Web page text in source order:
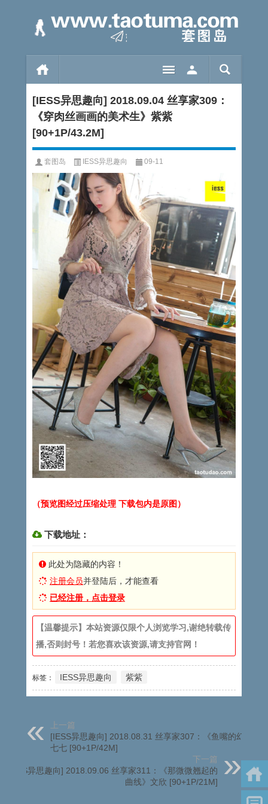
[IESS异思趣向] 2018.09.04 丝享家309：
《穿肉丝画画的美术生》紫紫
[90+1P/43.2M]
套图岛 IESS异思趣向 09-11
（预览图经过压缩处理 下载包内是原图）
下载地址：
此处为隐藏的内容！
注册会员并登陆后，才能查看
已经注册，点击登录
【温馨提示】本站资源仅限个人浏览学习,谢绝转载传
播,否则封号！若您喜欢该资源,请支持官网！
标签： IESS异思趣向 紫紫
上一篇
[IESS异思趣向] 2018.08.31 丝享家307：《鱼嘴的幻想》
七七 [90+1P/42M]
下一篇
[IESS异思趣向] 2018.09.06 丝享家311：《那微微翘起的
曲线》文欣 [90+1P/21M]